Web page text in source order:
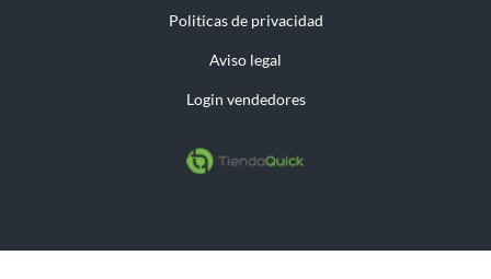
Politicas de privacidad
Aviso legal
Login vendedores